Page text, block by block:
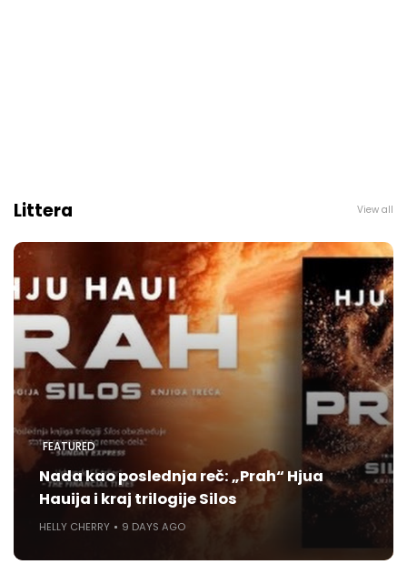
Littera View all
FEATURED
Nada kao poslednja reč: „Prah“ Hjua
Hauija i kraj trilogije Silos
HELLY CHERRY 9 DAYS AGO